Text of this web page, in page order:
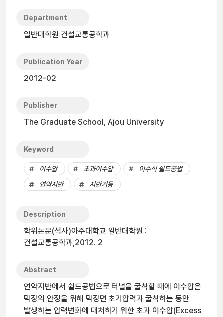
Department
일반대학원 건설교통공학과
Publication Year
2012-02
Publisher
The Graduate School, Ajou University
Keyword
이수압 초과이수압
이수식 쉴드공법
연약지반
지반거동
Description
학위논문(석사)아주대학교 일반대학원 :
건설교통공학과,2012. 2
Abstract
연약지반에서 쉴드공법으로 터널을 굴착할 때에 이수압은
막장의 안정을 위해 막장면 초기압력과 굴착하는 동안
발생하는 압력변화에 대처하기 위한 초과 이수압(Excess